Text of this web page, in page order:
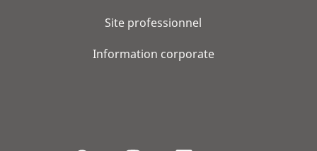
Site professionnel
Information corporate